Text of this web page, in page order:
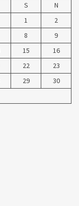
S
N
1
2
8
9
15
16
22
23
29
30